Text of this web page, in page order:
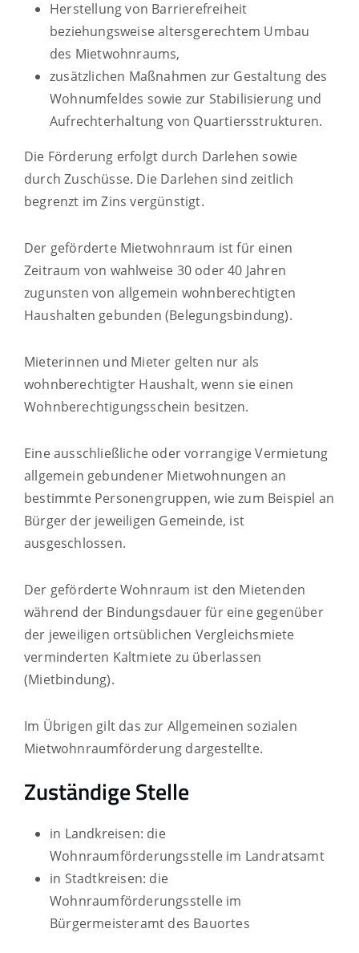
Herstellung von Barrierefreiheit
beziehungsweise altersgerechtem Umbau
des Mietwohnraums,
zusätzlichen Maßnahmen zur Gestaltung des
Wohnumfeldes sowie zur Stabilisierung und
Aufrechterhaltung von Quartiersstrukturen.
Die Förderung erfolgt durch Darlehen sowie
durch Zuschüsse. Die Darlehen sind zeitlich
begrenzt im Zins vergünstigt.
Der geförderte Mietwohnraum ist für einen
Zeitraum von wahlweise 30 oder 40 Jahren
zugunsten von allgemein wohnberechtigten
Haushalten gebunden (Belegungsbindung).
Mieterinnen und Mieter gelten nur als
wohnberechtigter Haushalt, wenn sie einen
Wohnberechtigungsschein besitzen.
Eine ausschließliche oder vorrangige Vermietung
allgemein gebundener Mietwohnungen an
bestimmte Personengruppen, wie zum Beispiel an
Bürger der jeweiligen Gemeinde, ist
ausgeschlossen.
Der geförderte Wohnraum ist den Mietenden
während der Bindungsdauer für eine gegenüber
der jeweiligen ortsüblichen Vergleichsmiete
verminderten Kaltmiete zu überlassen
(Mietbindung).
Im Übrigen gilt das zur Allgemeinen sozialen
Mietwohnraumförderung dargestellte.
Zuständige Stelle
in Landkreisen: die
Wohnraumförderungsstelle im Landratsamt
in Stadtkreisen: die
Wohnraumförderungsstelle im
Bürgermeisteramt des Bauortes